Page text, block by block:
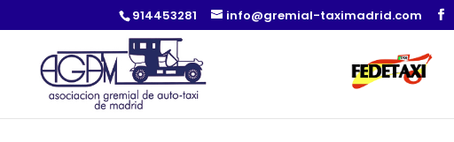
914453281 info@gremial-taximadrid.com